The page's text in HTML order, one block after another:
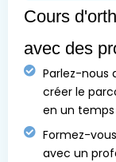
Cours
avec des
Parlez-nous
créer le
en un
Formez-
avec un